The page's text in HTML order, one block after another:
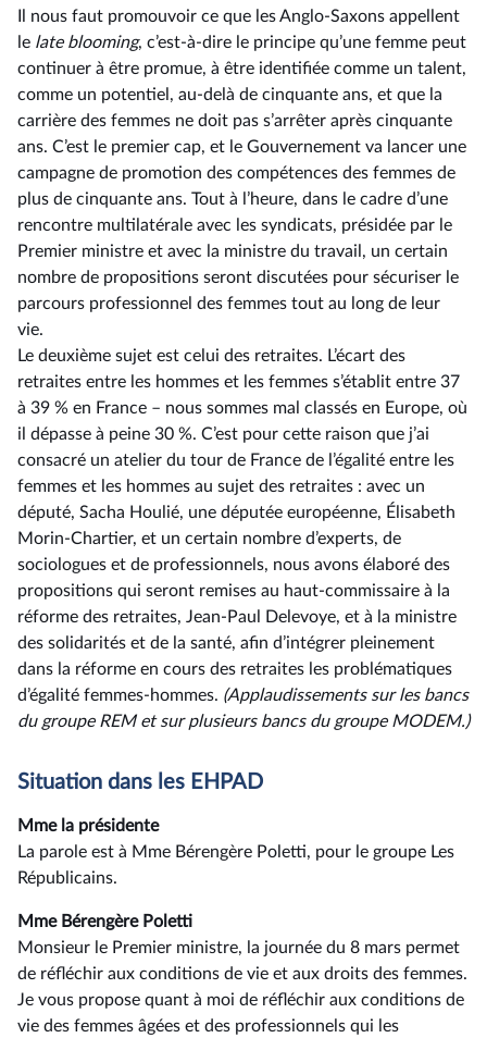
Il nous faut promouvoir ce que les Anglo-Saxons appellent
le late blooming, c’est-à-dire le principe qu’une femme peut
continuer à être promue, à être identifiée comme un talent,
comme un potentiel, au-delà de cinquante ans, et que la
carrière des femmes ne doit pas s’arrêter après cinquante
ans. C’est le premier cap, et le Gouvernement va lancer une
campagne de promotion des compétences des femmes de
plus de cinquante ans. Tout à l’heure, dans le cadre d’une
rencontre multilatérale avec les syndicats, présidée par le
Premier ministre et avec la ministre du travail, un certain
nombre de propositions seront discutées pour sécuriser le
parcours professionnel des femmes tout au long de leur
vie.
Le deuxième sujet est celui des retraites. L’écart des
retraites entre les hommes et les femmes s’établit entre 37
à 39 % en France –⁠ nous sommes mal classés en Europe, où
il dépasse à peine 30 %. C’est pour cette raison que j’ai
consacré un atelier du tour de France de l’égalité entre les
femmes et les hommes au sujet des retraites : avec un
député, Sacha Houlié, une députée européenne, Élisabeth
Morin-Chartier, et un certain nombre d’experts, de
sociologues et de professionnels, nous avons élaboré des
propositions qui seront remises au haut-commissaire à la
réforme des retraites, Jean-Paul Delevoye, et à la ministre
des solidarités et de la santé, afin d’intégrer pleinement
dans la réforme en cours des retraites les problématiques
d’égalité femmes-hommes. (Applaudissements sur les bancs
du groupe REMet sur plusieurs bancs du groupe MODEM.)
Situation dans les EHPAD
Mme la présidente
La parole est à Mme Bérengère Poletti, pour le groupe Les
Républicains.
Mme Bérengère Poletti
Monsieur le Premier ministre, la journée du 8 mars permet
de réfléchir aux conditions de vie et aux droits des femmes.
Je vous propose quant à moi de réfléchir aux conditions de
vie des femmes âgées et des professionnels qui les